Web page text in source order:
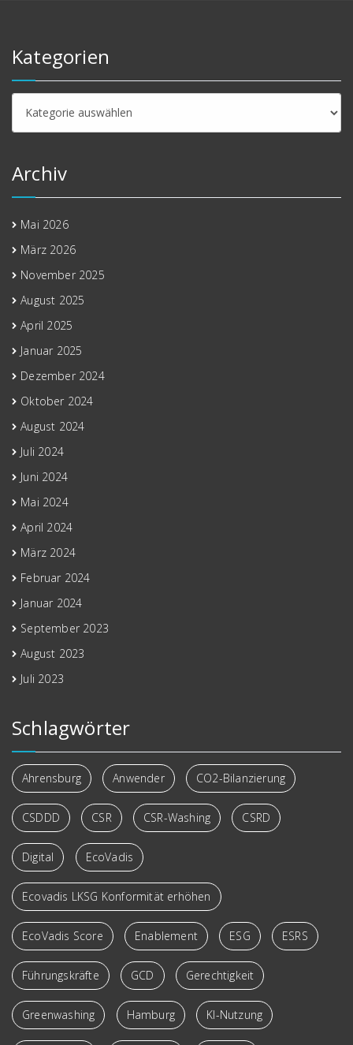
Kategorien
Kategorien
Archiv
Mai 2026
März 2026
November 2025
August 2025
April 2025
Januar 2025
Dezember 2024
Oktober 2024
August 2024
Juli 2024
Juni 2024
Mai 2024
April 2024
März 2024
Februar 2024
Januar 2024
September 2023
August 2023
Juli 2023
Schlagwörter
Ahrensburg Anwender CO2-Bilanzierung
CSDDD CSR CSR-Washing CSRD
Digital EcoVadis
Ecovadis LKSG Konformität erhöhen
EcoVadis Score Enablement ESG ESRS
Führungskräfte GCD Gerechtigkeit
Greenwashing Hamburg KI-Nutzung